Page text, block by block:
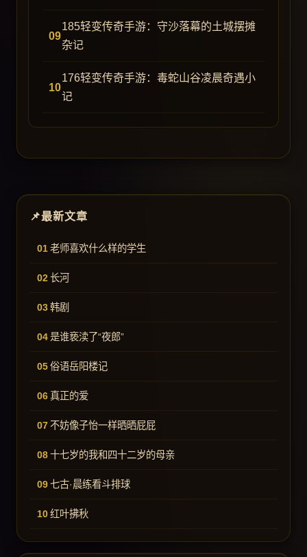
185轻变传奇手游：守沙落幕的土城摆摊
杂记
176轻变传奇手游：毒蛇山谷凌晨奇遇小
记
最新文章
老师喜欢什么样的学生
长河
韩剧
是谁亵渎了“夜郎”
俗语岳阳楼记
真正的爱
不妨像子怡一样晒晒屁屁
十七岁的我和四十二岁的母亲
七古·晨练看斗排球
红叶拂秋